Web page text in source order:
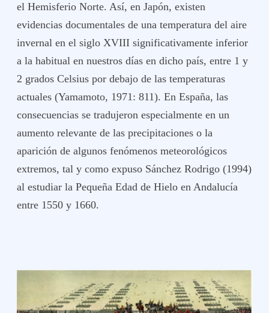
el Hemisferio Norte. Así, en Japón, existen
evidencias documentales de una temperatura del aire
invernal en el siglo XVIII significativamente inferior
a la habitual en nuestros días en dicho país, entre 1 y
2 grados Celsius por debajo de las temperaturas
actuales (Yamamoto, 1971: 811). En España, las
consecuencias se tradujeron especialmente en un
aumento relevante de las precipitaciones o la
aparición de algunos fenómenos meteorológicos
extremos, tal y como expuso Sánchez Rodrigo (1994)
al estudiar la Pequeña Edad de Hielo en Andalucía
entre 1550 y 1660.